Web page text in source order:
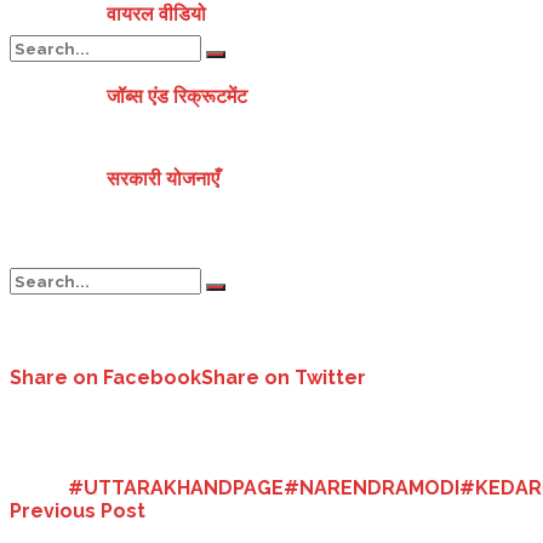
View All Result
वायरल वीडियो
जॉब्स एंड रिक्रूटमेंट
सरकारी योजनाएँ
Share on FacebookShare on Twitter
Previous Post